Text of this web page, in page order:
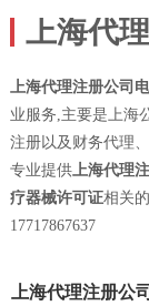
上海代
上海代理注册公司
业服务,主要是上海
注册以及财务代理
专业提供上海代理
疗器械许可证相关
17717867637
上海代理注册公